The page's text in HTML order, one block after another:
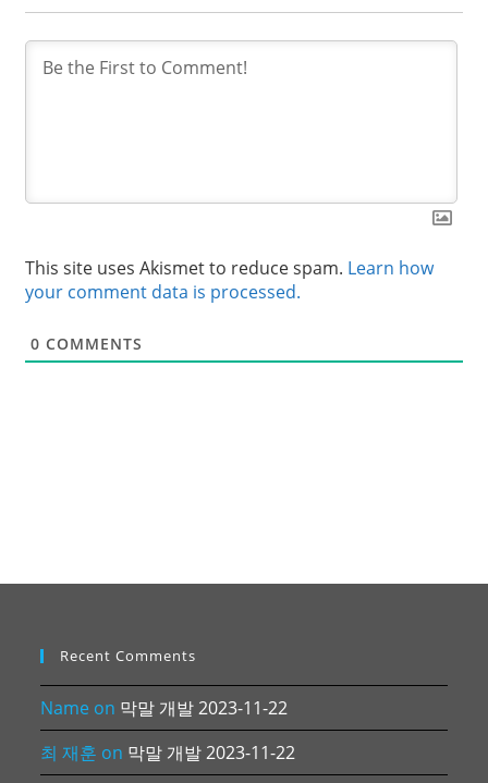
This site uses Akismet to reduce spam. Learn how
your comment data is processed.
0 COMMENTS
Recent Comments
Name on 막말 개발 2023-11-22
최 재훈 on 막말 개발 2023-11-22